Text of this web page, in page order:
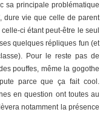
sa principale problématique
dure vie que celle de parent
ci étant peut-être le seul
quelques répliques fun (et
Pour le reste pas de
pouffes, même la gogothe
parce que ça fait cool.
en question ont toutes au
notamment la présence